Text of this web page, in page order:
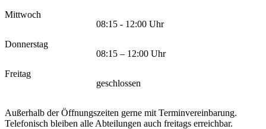
Mittwoch
08:15 - 12:00 Uhr
Donnerstag
08:15 – 12:00 Uhr
Freitag
geschlossen
Außerhalb der Öffnungszeiten gerne mit Terminvereinbarung.
Telefonisch bleiben alle Abteilungen auch freitags erreichbar.